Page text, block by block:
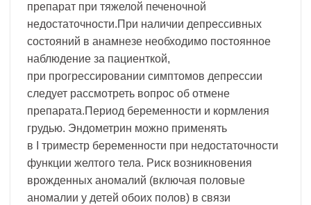
препарат при тяжелой печеночной
недостаточности.При наличии депрессивных
состояний в анамнезе необходимо постоянное
наблюдение за пациенткой,
при прогрессировании симптомов депрессии
следует рассмотреть вопрос об отмене
препарата.Период беременности и кормления
грудью. Эндометрин можно применять
в I триместр беременности при недостаточности
функции желтого тела. Риск возникновения
врожденных аномалий (включая половые
аномалии у детей обоих полов) в связи